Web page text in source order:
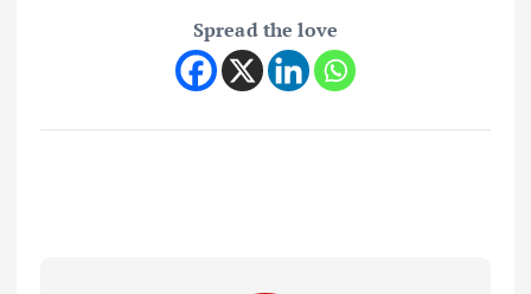
Spread the love